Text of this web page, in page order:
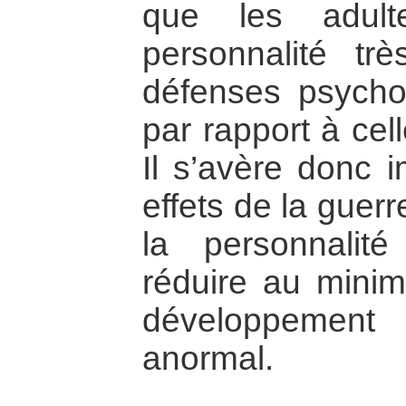
que les
personnalité
défenses
par rapport à
Il s’avère donc
effets de la
la
réduire au
anormal.